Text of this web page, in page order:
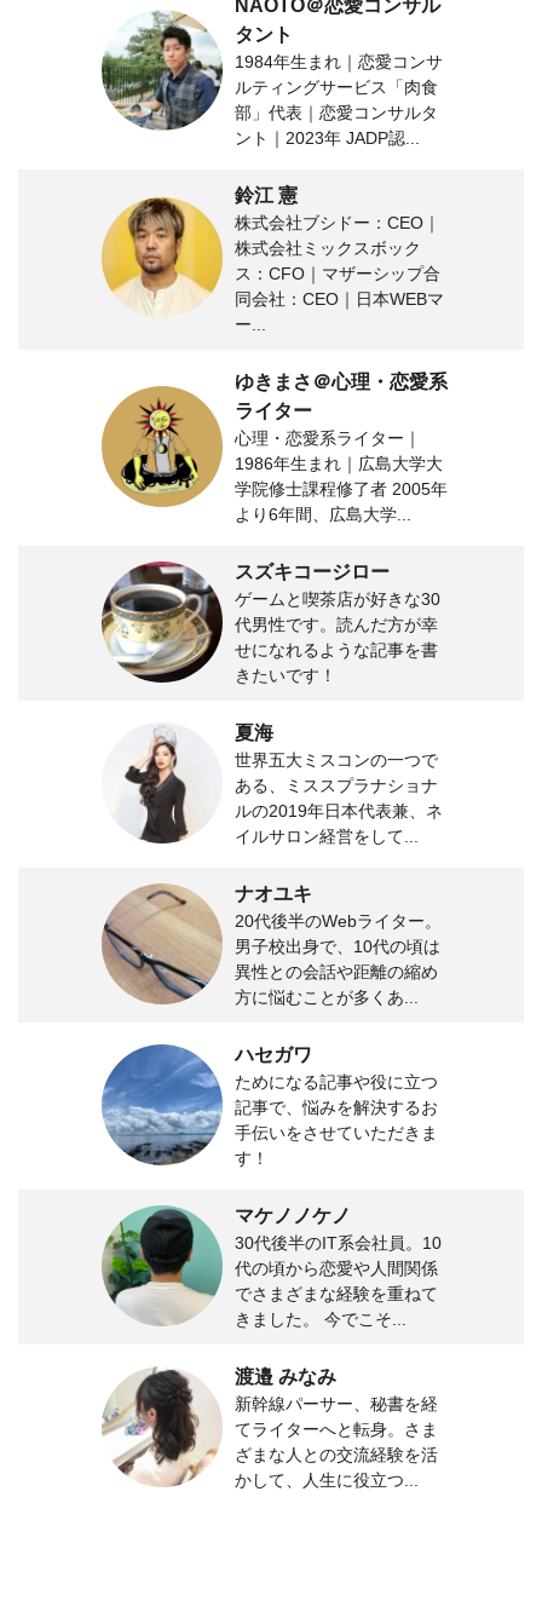
NAOTO＠恋愛コンサル
タント
1984年生まれ｜恋愛コンサ
ルティングサービス「肉食
部」代表｜恋愛コンサルタ
ント｜2023年 JADP認...
鈴江 憲
株式会社ブシドー：CEO｜
株式会社ミックスボック
ス：CFO｜マザーシップ合
同会社：CEO｜日本WEBマ
ー...
ゆきまさ＠心理・恋愛系
ライター
心理・恋愛系ライター｜
1986年生まれ｜広島大学大
学院修士課程修了者 2005年
より6年間、広島大学...
スズキコージロー
ゲームと喫茶店が好きな30
代男性です。読んだ方が幸
せになれるような記事を書
きたいです！
夏海
世界五大ミスコンの一つで
ある、ミススプラナショナ
ルの2019年日本代表兼、ネ
イルサロン経営をして...
ナオユキ
20代後半のWebライター。
男子校出身で、10代の頃は
異性との会話や距離の縮め
方に悩むことが多くあ...
ハセガワ
ためになる記事や役に立つ
記事で、悩みを解決するお
手伝いをさせていただきま
す！
マケノノケノ
30代後半のIT系会社員。10
代の頃から恋愛や人間関係
でさまざまな経験を重ねて
きました。 今でこそ...
渡邉 みなみ
新幹線パーサー、秘書を経
てライターへと転身。さま
ざまな人との交流経験を活
かして、人生に役立つ...